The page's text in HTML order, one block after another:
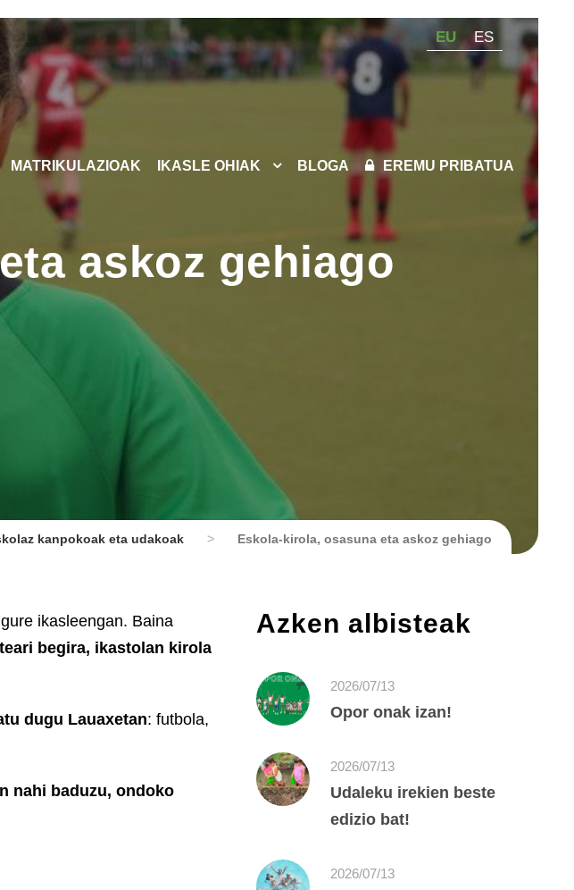
EU ES
MATRIKULAZIOAK IKASLE OHIAK BLOGA EREMU PRIBATUA
askoz gehiago
kanpokoak eta udakoak > Eskola-kirola, osasuna eta askoz gehiago
ikasleengan. Baina
begira, ikastolan kirola
dugu Lauaxetan: futbola,
nahi baduzu, ondoko
Azken albisteak
2026/07/13
Opor onak izan!
2026/07/13
Udaleku irekien beste
edizio bat!
2026/07/13